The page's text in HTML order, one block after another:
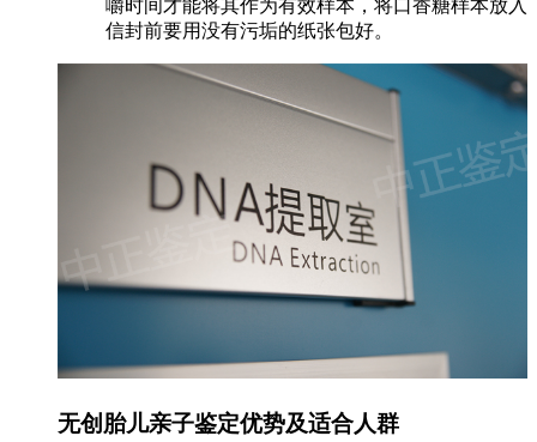
嚼时间才能将其作为有效样本，将口香糖样本放入
信封前要用没有污垢的纸张包好。
无创胎儿亲子鉴定优势及适合人群